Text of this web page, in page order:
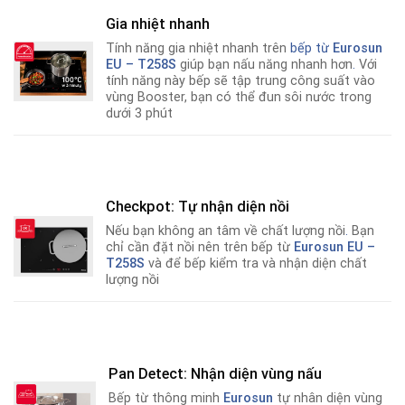
Gia nhiệt nhanh
Tính năng gia nhiệt nhanh trên bếp từ Eurosun
EU – T258S giúp bạn nấu năng nhanh hơn. Với
tính năng này bếp sẽ tập trung công suất vào
vùng Booster, bạn có thể đun sôi nước trong
dưới 3 phút
Checkpot: Tự nhận diện nồi
Nếu bạn không an tâm về chất lượng nồi. Bạn
chỉ cần đặt nồi nên trên bếp từ Eurosun EU –
T258S và để bếp kiểm tra và nhận diện chất
lượng nồi
Pan Detect: Nhận diện vùng nấu
Bếp từ thông minh Eurosun tự nhân diện vùng